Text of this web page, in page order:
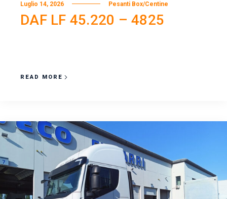
Luglio 14, 2026 Pesanti Box/Centine
DAF LF 45.220 – 4825
READ MORE